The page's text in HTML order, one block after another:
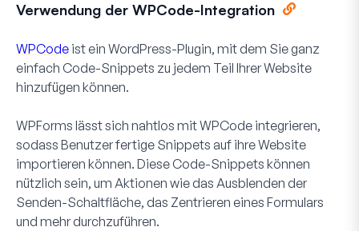
Verwendung der WPCode-Integration
WPCode ist ein WordPress-Plugin, mit dem Sie ganz
einfach Code-Snippets zu jedem Teil Ihrer Website
hinzufügen können.
WPForms lässt sich nahtlos mit WPCode integrieren,
sodass Benutzer fertige Snippets auf ihre Website
importieren können. Diese Code-Snippets können
nützlich sein, um Aktionen wie das Ausblenden der
Senden-Schaltfläche, das Zentrieren eines Formulars
und mehr durchzuführen.